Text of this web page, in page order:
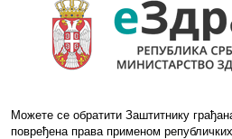
Можете се обратити Заштитнику
повређена права применом